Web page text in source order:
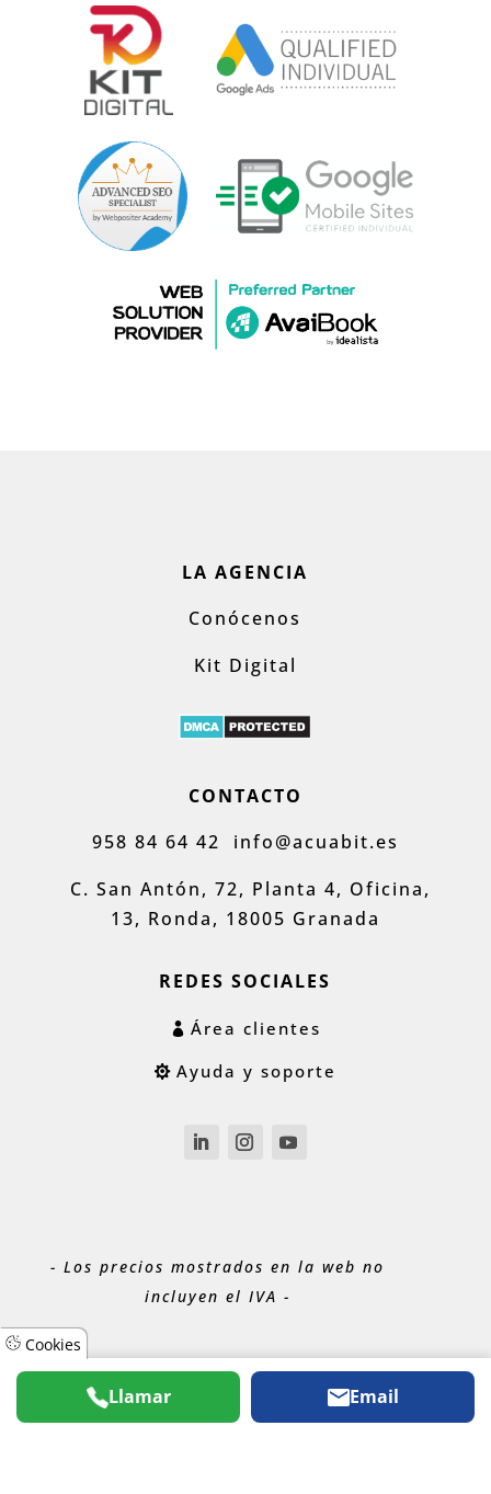
LA AGENCIA
Conócenos
Kit Digital
CONTACTO
958 84 64 42 info@acuabit.es
C. San Antón, 72, Planta 4, Oficina,
13, Ronda, 18005 Granada
REDES SOCIALES
Área clientes
Ayuda y soporte
- Los precios mostrados en la web no
incluyen el IVA -
Cookies
Llamar Email